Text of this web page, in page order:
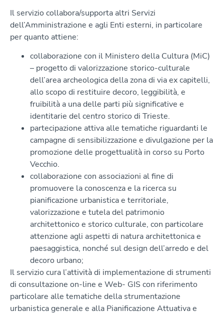
Il servizio collabora/supporta altri Servizi
dell’Amministrazione e agli Enti esterni, in particolare
per quanto attiene:
collaborazione con il Ministero della Cultura (MiC)
– progetto di valorizzazione storico-culturale
dell’area archeologica della zona di via ex capitelli,
allo scopo di restituire decoro, leggibilità, e
fruibilità a una delle parti più significative e
identitarie del centro storico di Trieste.
partecipazione attiva alle tematiche riguardanti le
campagne di sensibilizzazione e divulgazione per la
promozione delle progettualità in corso su Porto
Vecchio.
collaborazione con associazioni al fine di
promuovere la conoscenza e la ricerca su
pianificazione urbanistica e territoriale,
valorizzazione e tutela del patrimonio
architettonico e storico culturale, con particolare
attenzione agli aspetti di natura architettonica e
paesaggistica, nonché sul design dell’arredo e del
decoro urbano;
Il servizio cura l’attività di implementazione di strumenti
di consultazione on-line e Web- GIS con riferimento
particolare alle tematiche della strumentazione
urbanistica generale e alla Pianificazione Attuativa e